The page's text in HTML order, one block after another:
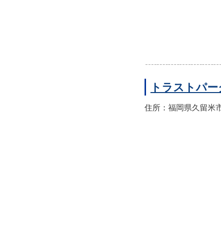
トラストパ
住所：福岡県久留米